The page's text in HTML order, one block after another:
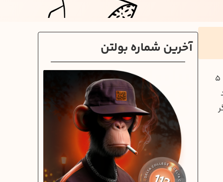
مدیرکل حفاظت محیط‌زیست آذربایجان غربی هشدار داده است که «در بخش شمالی دریاچه ارومیه فقط یک لایه‌ی نازک ۴ تا ۵
آخرین شماره بولتن